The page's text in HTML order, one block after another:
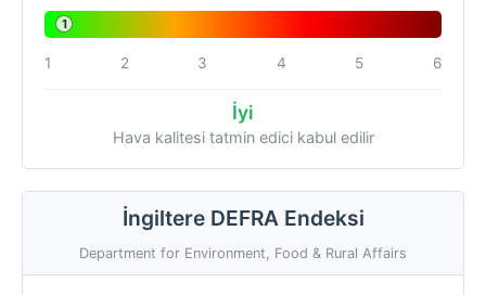
1
1 2 3 4 5 6
İyi
Hava kalitesi tatmin edici kabul edilir
İngiltere DEFRA Endeksi
Department for Environment, Food & Rural Affairs